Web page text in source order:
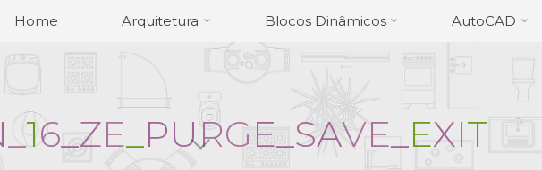
Home Arquitetura Blocos Dinâmicos AutoCAD
_16_ZE_PURGE_SAVE_EXIT